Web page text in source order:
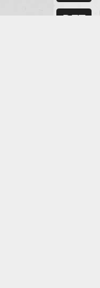
DEZ